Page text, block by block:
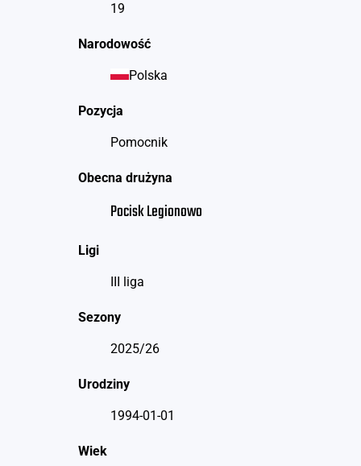
19
Narodowość
Polska
Pozycja
Pomocnik
Obecna drużyna
Pocisk Legionowo
Ligi
III liga
Sezony
2025/26
Urodziny
1994-01-01
Wiek